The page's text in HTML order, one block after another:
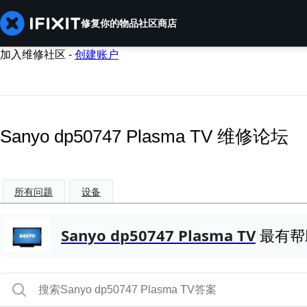
修复你的物品社区商店
加入维修社区 -创建账户
Sanyo dp50747 Plasma TV 维修论坛
所有问题 设备
Sanyo dp50747 Plasma TV最有